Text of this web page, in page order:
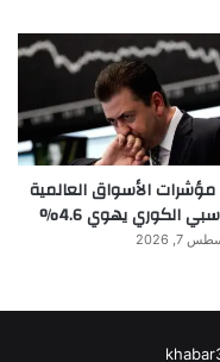
مؤشرات الأسواق العالمية
الكوري يهوي 4.6%
7, 2026